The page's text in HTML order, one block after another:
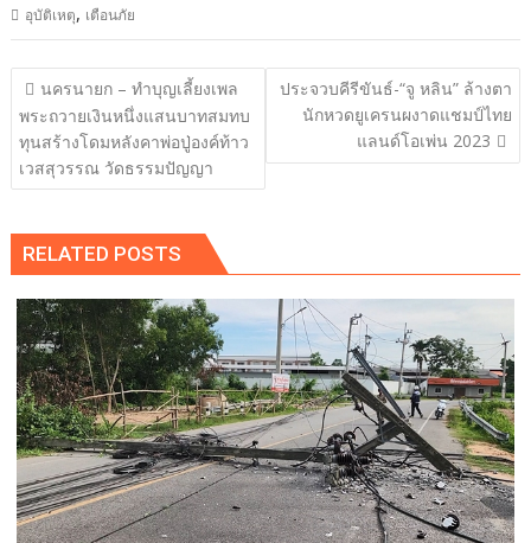
อุบัติเหตุ, เตือนภัย
แนะแนว
เรื่อง
นครนายก – ทำบุญเลี้ยงเพล
พระถวายเงินหนึ่งแสนบาทสมทบ
ทุนสร้างโดมหลังคาพ่อปู่องค์ท้าว
เวสสุวรรณ วัดธรรมปัญญา
ประจวบคีรีขันธ์-“จู หลิน” ล้างตา
นักหวดยูเครนผงาดแชมป์ไทย
แลนด์โอเพ่น 2023
RELATED POSTS